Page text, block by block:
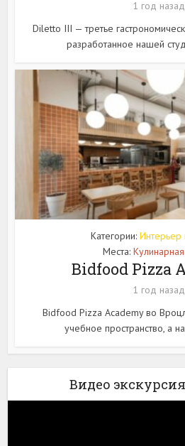
1 год назад
Diletto III — третье
разработанное нашей
Категории: Интерьер
Места:
Bidfood Pizza
1 год назад
Bidfood Pizza Academy во
учебное пространство, а
Видео